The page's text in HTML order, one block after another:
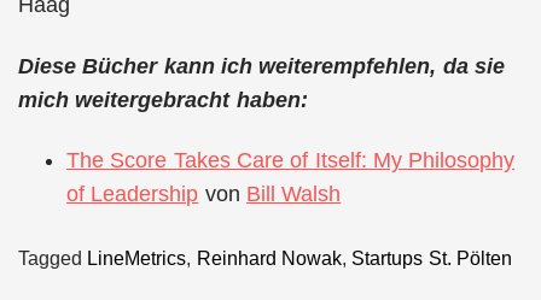
Haag
Diese Bücher kann ich weiterempfehlen, da sie
mich weitergebracht haben:
The Score Takes Care of Itself: My Philosophy
of Leadership von Bill Walsh
Tagged LineMetrics, Reinhard Nowak, Startups St. Pölten